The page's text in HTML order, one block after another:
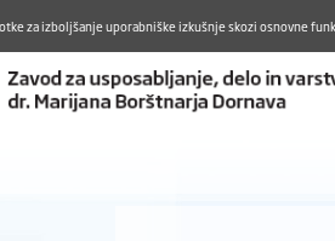
za izboljšanje uporabniške izkušnje skozi osnovne